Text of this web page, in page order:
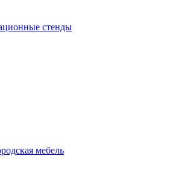
стенды
мебель